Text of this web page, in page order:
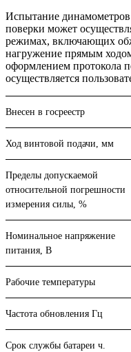
Испытание динамометров
поверки может
режимах, включающих
нагружение прямым
оформлением протокола
осуществляется
Внесен в госреестр
Ход винтовой подачи, мм
Пределы допускаемой
относительной погрешности
измерения силы, %
Номинальное напряжение
питания, В
Рабочие температуры
Частота обновления Гц
Срок службы батареи ч.